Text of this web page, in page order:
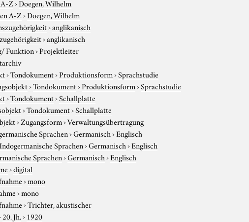
Z›Doegen, Wilhelm
A-Z›Doegen, Wilhelm
›anglikanisch
›anglikanisch
Funktion›Projektleiter
›Tondokument›Produktionsform›Sprachstudie
›Tondokument›Produktionsform›Sprachstudie
›Tondokument›Schallplatte
›Tondokument›Schallplatte
›Zugangsform›Verwaltungsübertragung
Sprachen›Germanisch›Englisch
Indogermanische Sprachen›Germanisch›Englisch
Sprachen›Germanisch›Englisch
›digital
›mono
›mono
›Trichter, akustischer
20. Jh.› 1920